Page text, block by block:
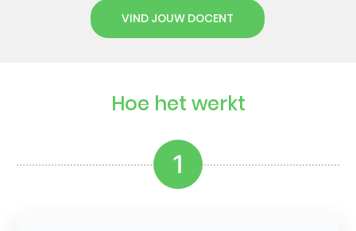
VIND JOUW DOCENT
Hoe het werkt
1